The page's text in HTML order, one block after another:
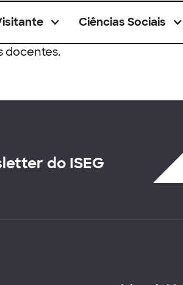
Ciências Sociais
docentes.
do ISEG